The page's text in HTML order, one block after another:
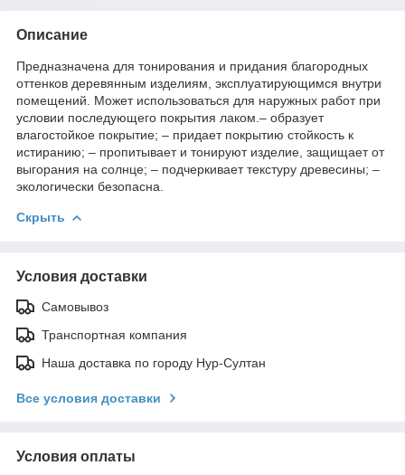
Описание
Предназначена для тонирования и придания благородных
оттенков деревянным изделиям, эксплуатирующимся внутри
помещений. Может использоваться для наружных работ при
условии последующего покрытия лаком.– образует
влагостойкое покрытие; – придает покрытию стойкость к
истиранию; – пропитывает и тонируют изделие, защищает от
выгорания на солнце; – подчеркивает текстуру древесины; –
экологически безопасна.
Скрыть
Условия доставки
Самовывоз
Транспортная компания
Наша доставка по городу Нур-Султан
Все условия доставки
Условия оплаты